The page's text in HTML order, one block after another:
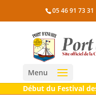
05 46 91 73 31
Menu
Début du Festival